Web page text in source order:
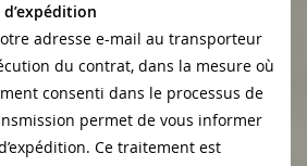
adresse e-mail au transporteur
du contrat, dans la mesure où
consenti dans le processus de
permet de vous informer
Ce traitement est